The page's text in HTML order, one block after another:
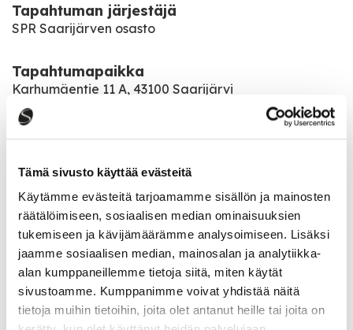
Tämä sivusto käyttää evästeitä
Käytämme evästeitä tarjoamamme sisällön ja mainosten
räätälöimiseen, sosiaalisen median ominaisuuksien
tukemiseen ja kävijämäärämme analysoimiseen. Lisäksi
jaamme sosiaalisen median, mainosalan ja analytiikka-
alan kumppaneillemme tietoja siitä, miten käytät
sivustoamme. Kumppanimme voivat yhdistää näitä
tietoja muihin tietoihin, joita olet antanut heille tai joita on
Tapahtuman järjestäjä
SPR Saarijärven osasto
Tapahtumapaikka
Karhumäentie 11 A, 43100 Saarijärvi
Pääsymaksu
Katso kaikki tapahtumat
Jaa tapahtuma:
Facebook